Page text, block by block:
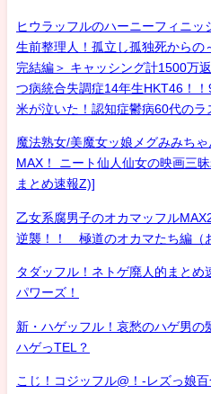
ヒウラッフルのハーニーフィニッ
生前整理人！孤立し孤独死からの
完結編＞ キャッシング計1500万
つ病統合失調症14年生HKT46！
米が泣いた！認知症鬱病60代のラ
魔法熟女/美魔女ッ娘メグみみち
MAX！ ニート仙人仙女の映画三
まとめ速報Z)]
乙女系腐男子のオカマッフル
逆襲！！ 極道のオカマたち編（
タダッフル！ネトゲ廃人的まと
パワーズ！
新・ハゲッフル！哀愁のハゲ男の
ハゲっTEL？
こじ！コジッフル@！-レズっ娘